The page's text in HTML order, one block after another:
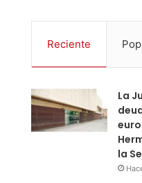
Reciente
La
la